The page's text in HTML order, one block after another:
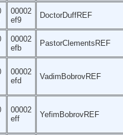
00002
ef9
DoctorDuffREF
00002
efb
PastorClementsREF
00002
efd
VadimBobrovREF
00002
eff
YefimBobrovREF